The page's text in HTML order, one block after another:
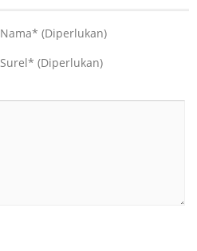
Nama* (Diperlukan)
Surel* (Diperlukan)